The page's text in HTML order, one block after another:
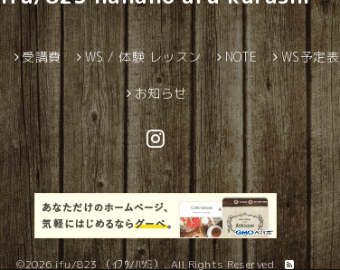
受講費 WS / 体験 レッスン NOTE WS予定表
お知らせ
©2026ifu/823 （ｲﾌｳ/ﾊﾂﾐ）. All Rights Reserved.